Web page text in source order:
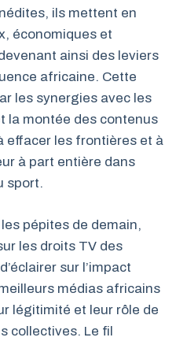
ils mettent en
économiques et
ainsi des leviers
africaine. Cette
les synergies avec les
la montée des contenus
effacer les frontières et à
à part entière dans
sport.
les pépites de demain,
les droits TV des
sur l’impact
médias africains
légitimité et leur rôle de
collectives. Le fil